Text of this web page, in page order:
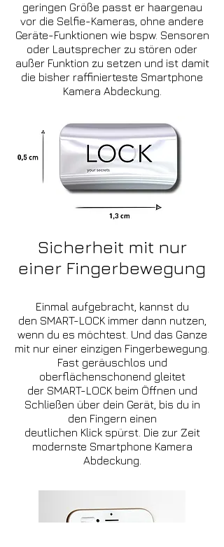
geringen Größe passt er haargenau
vor die Selfie-Kameras, ohne andere
Geräte-Funktionen wie bspw. Sensoren
oder Lautsprecher zu stören oder
außer Funktion zu setzen und ist damit
die bisher raffinierteste Smartphone
Kamera Abdeckung.
Sicherheit mit nur
einer Fingerbewegung
Einmal aufgebracht, kannst du
den SMART-LOCK immer dann nutzen,
wenn du es möchtest. Und das Ganze
mit nur einer einzigen Fingerbewegung.
Fast geräuschlos und
oberflächenschonend gleitet
der SMART-LOCK beim Öffnen und
Schließen über dein Gerät, bis du in
den Fingern einen
deutlichen Klick spürst. Die zur Zeit
modernste Smartphone Kamera
Abdeckung.